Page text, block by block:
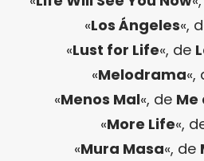
«Los Ángeles«,
«Lust for Life«, de
«Melodrama«,
«Menos Mal«, de Me
«More Life«,
«Mura Masa«, de